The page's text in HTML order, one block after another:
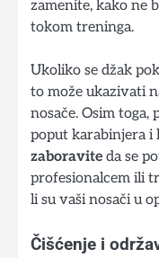
zamenite, kako ne
tokom treninga.
Ukoliko se džak
to može ukazivati
nosače. Osim toga,
poput karabinjera i
zaboravite da se
profesionalcem ili
li su vaši nosači u
Čišćenje i